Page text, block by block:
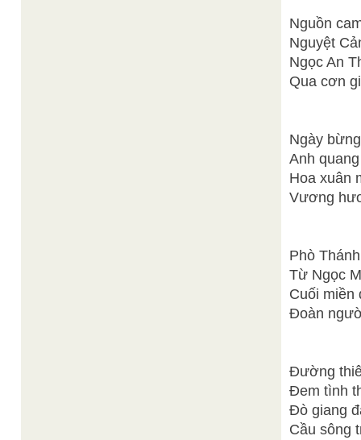
Nguồn
Nguyệt
Ngọc An
Qua cơn
Ngày
Anh
Hoa xuân
Vương
Phò
Từ Ngọc
Cuối miền
Đoàn
Đường
Đem tình
Đò giang
Cầu sông